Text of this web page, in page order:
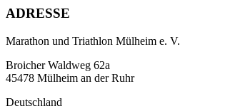
ADRESSE
Marathon und Triathlon Mülheim e. V.
Broicher Waldweg 62a
45478 Mülheim an der Ruhr
Deutschland